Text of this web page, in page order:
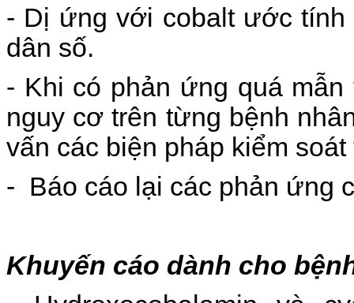
- Dị ứng với cobalt ước tính
dân số.
- Khi có phản ứng quá
nguy cơ trên từng bệnh
vấn các biện pháp kiểm
- Báo cáo lại các phản ứng
Khuyến cáo dành cho